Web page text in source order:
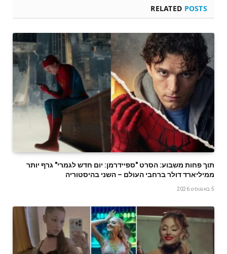
RELATED POSTS
תוך פחות משבוע: הסרט "ספיידרמן: יום חדש לגמרי" גרף יותר
ממיליארד דולר ברחבי העולם – השני בהיסטוריה
5 באוגוסט 2026